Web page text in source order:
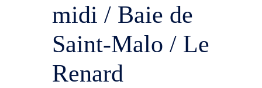
midi / Baie de
Saint-Malo / Le
Renard